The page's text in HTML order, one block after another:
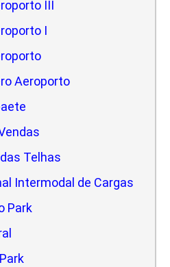
III
I
Aeroporto
Telhas
Intermodal de Cargas
Park